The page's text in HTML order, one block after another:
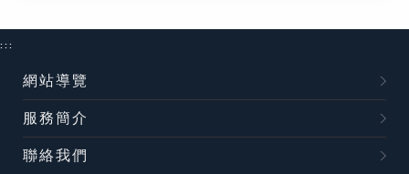
:::
網站導覽
服務簡介
聯絡我們